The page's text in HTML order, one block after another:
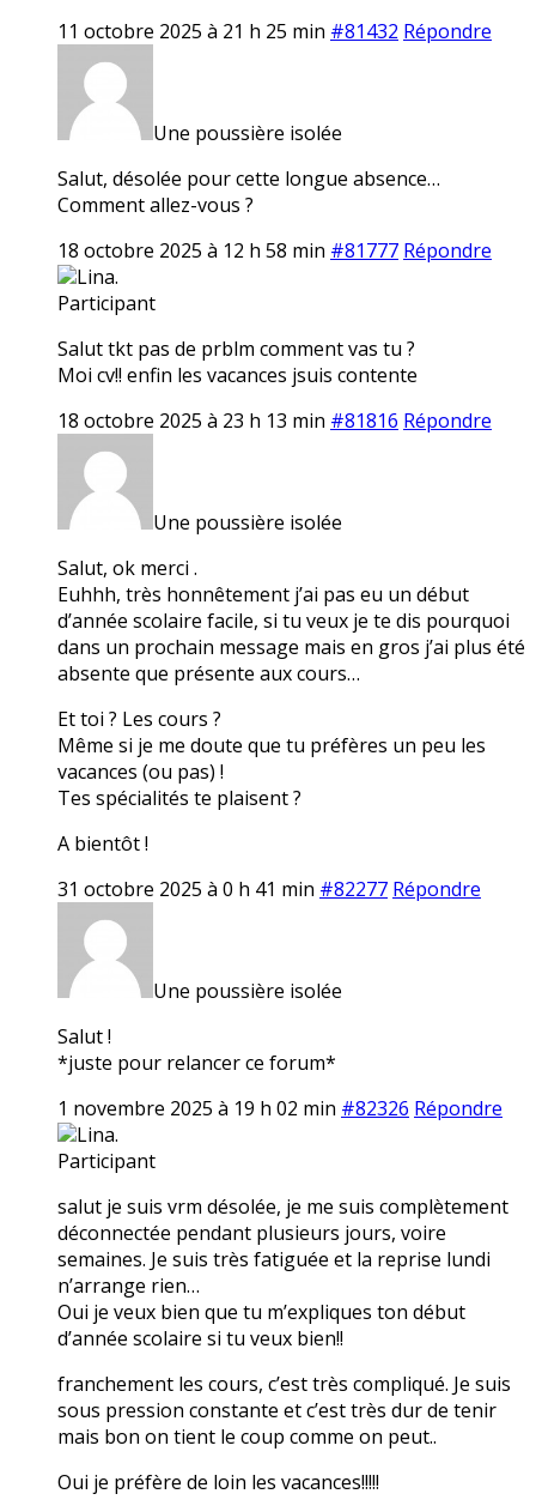
11 octobre 2025 à 21 h 25 min #81432 Répondre
Une poussière isolée
Salut, désolée pour cette longue absence…
Comment allez-vous ?
18 octobre 2025 à 12 h 58 min #81777 Répondre
Lina.
Participant
Salut tkt pas de prblm comment vas tu ?
Moi cv!! enfin les vacances jsuis contente
18 octobre 2025 à 23 h 13 min #81816 Répondre
Une poussière isolée
Salut, ok merci .
Euhhh, très honnêtement j’ai pas eu un début
d’année scolaire facile, si tu veux je te dis pourquoi
dans un prochain message mais en gros j’ai plus été
absente que présente aux cours…
Et toi ? Les cours ?
Même si je me doute que tu préfères un peu les
vacances (ou pas) !
Tes spécialités te plaisent ?
A bientôt !
31 octobre 2025 à 0 h 41 min #82277 Répondre
Une poussière isolée
Salut !
*juste pour relancer ce forum*
1 novembre 2025 à 19 h 02 min #82326 Répondre
Lina.
Participant
salut je suis vrm désolée, je me suis complètement
déconnectée pendant plusieurs jours, voire
semaines. Je suis très fatiguée et la reprise lundi
n’arrange rien…
Oui je veux bien que tu m’expliques ton début
d’année scolaire si tu veux bien!!
franchement les cours, c’est très compliqué. Je suis
sous pression constante et c’est très dur de tenir
mais bon on tient le coup comme on peut..
Oui je préfère de loin les vacances!!!!!